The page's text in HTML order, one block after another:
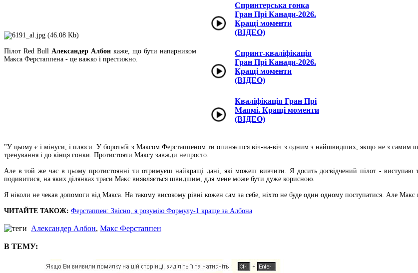
Пілот Red Bull Александер Албон каже, що бути напарником
Макса Ферстаппена - це важко і престижно.
Спринтерська гонка
Гран Прі Канади-2026.
Кращі моменти
(ВІДЕО)
Спринт-кваліфікація
Гран Прі Канади-2026.
Кращі моменти
(ВІДЕО)
Кваліфікація Гран Прі
Маямі. Кращі моменти
(ВІДЕО)
"У цьому є і мінуси, і плюси. У боротьбі з Максом Ферстаппеном ти опиняєшся віч-на-віч з одним з найшвидших, якщо не з
тренування і до кінця гонки. Протистояти Максу завжди непросто.
Але в той же час в цьому протистоянні ти отримуєш найкращі дані, які можеш вивчити. Я досить досвідчений пілот -
подивитися, на яких ділянках траси Макс виявляється швидшим, для мене може бути дуже корисною.
Я ніколи не чекав допомоги від Макса. На такому високому рівні кожен сам за себе, ніхто не буде один одному поступатися. Але
ЧИТАЙТЕ ТАКОЖ: Ферстаппен: Звісно, я розумію Формулу-1 краще за Албона
Александер Албон, Макс Ферстаппен
В ТЕМУ: